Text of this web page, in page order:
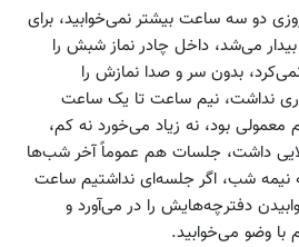
دو سه ساعت بیشتر نمی‌خوابید، برای
می‌شد، داخل چادر نماز شبش را
بدون سر و صدا نمازش را
نداشت، نیم ساعت تا یک ساعت
بود، نه زیاد می‌خورد نه کم،
داشت، جلسات هم عموماً آخر شب‌ها
نیمه شب، اگر جلسه‌ای نداشتیم ساعت
خوابیدن دفترچه‌هایش را در می‌آورد و
وضو می‌خوابید.